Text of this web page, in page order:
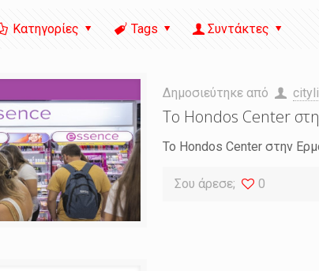
Κατηγορίες Tags Συντάκτες
Δημοσιεύτηκε από
Το Hondos Center
Το Hondos Center στην
Σου άρεσε; 0